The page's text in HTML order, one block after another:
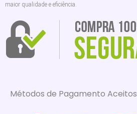
maior qualidade e eficiência.
Métodos de Pagamento Aceitos